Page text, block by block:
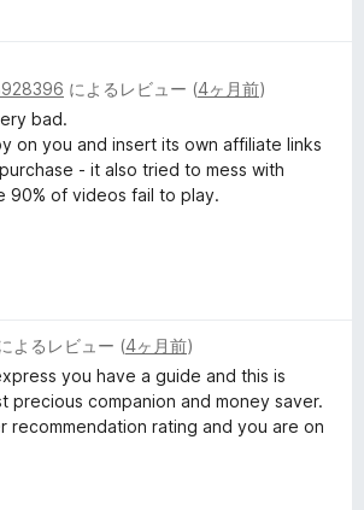
によるレビュー (4ヶ月前)
bad.
on you and insert its own affiliate links
- it also tried to mess with
90% of videos fail to play.
よるレビュー (4ヶ月前)
you have a guide and this is
precious companion and money saver.
recommendation rating and you are on